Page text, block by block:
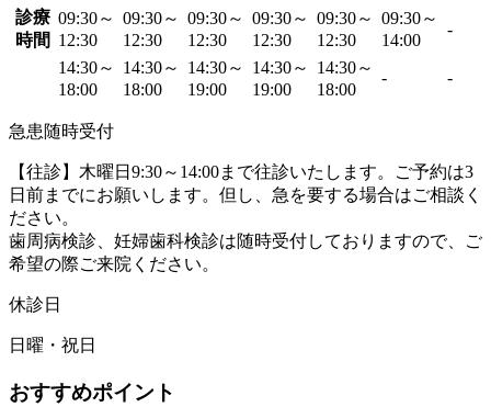
診療
時間
09:30～
12:30
09:30～
12:30
09:30～
12:30
09:30～
12:30
09:30～
12:30
09:30～
14:00
-
14:30～
18:00
14:30～
18:00
14:30～
19:00
14:30～
19:00
14:30～
18:00
- -
急患随時受付
【往診】木曜日9:30～14:00まで往診いたします。ご予約は3
日前までにお願いします。但し、急を要する場合はご相談く
ださい。
歯周病検診、妊婦歯科検診は随時受付しておりますので、ご
希望の際ご来院ください。
休診日
日曜・祝日
おすすめポイント